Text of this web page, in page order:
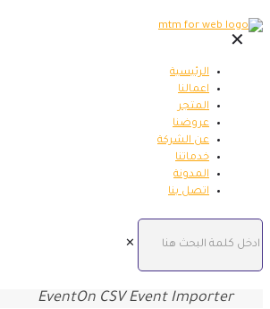
✕
الرئيسية
اعمالنا
المتجر
عروضنا
عن الشركة
خدماتنا
المدونة
اتصل بنا
✕
EventOn CSV Event Importer